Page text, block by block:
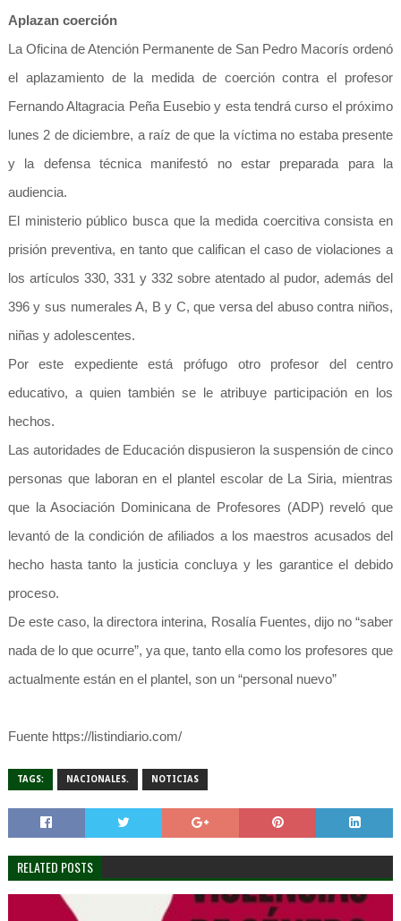
Aplazan coerción
La Oficina de Atención Permanente de San Pedro Macorís ordenó
el aplazamiento de la medida de coerción contra el profesor
Fernando Altagracia Peña Eusebio y esta tendrá curso el próximo
lunes 2 de diciembre, a raíz de que la víctima no estaba presente
y la defensa técnica manifestó no estar preparada para la
audiencia.
El ministerio público busca que la medida coercitiva consista en
prisión preventiva, en tanto que califican el caso de violaciones a
los artículos 330, 331 y 332 sobre atentado al pudor, además del
396 y sus numerales A, B y C, que versa del abuso contra niños,
niñas y adolescentes.
Por este expediente está prófugo otro profesor del centro
educativo, a quien también se le atribuye participación en los
hechos.
Las autoridades de Educación dispusieron la suspensión de cinco
personas que laboran en el plantel escolar de La Siria, mientras
que la Asociación Dominicana de Profesores (ADP) reveló que
levantó de la condición de afiliados a los maestros acusados del
hecho hasta tanto la justicia concluya y les garantice el debido
proceso.
De este caso, la directora interina, Rosalía Fuentes, dijo no “saber
nada de lo que ocurre”, ya que, tanto ella como los profesores que
actualmente están en el plantel, son un “personal nuevo”
Fuente https://listindiario.com/
TAGS: NACIONALES. NOTICIAS
RELATED POSTS